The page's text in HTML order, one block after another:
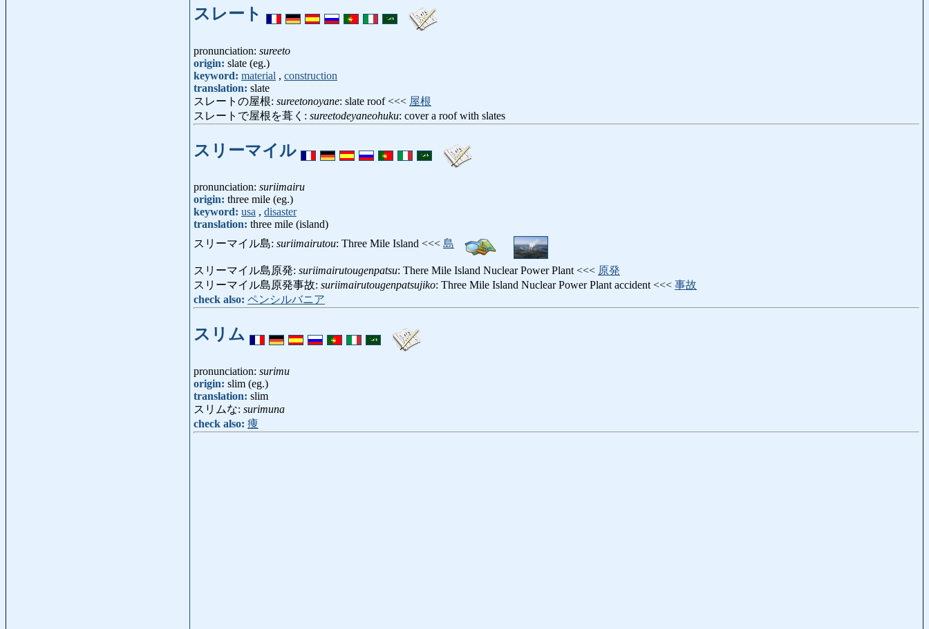
スレート
pronunciation: sureeto
origin: slate (eg.)
keyword: material , construction
translation: slate
スレートの屋根: sureetonoyane: slate roof <<< 屋根
スレートで屋根を葺く: sureetodeyaneohuku: cover a roof with slates
スリーマイル
pronunciation: suriimairu
origin: three mile (eg.)
keyword: usa , disaster
translation: three mile (island)
スリーマイル島: suriimairutou: Three Mile Island <<< 島
スリーマイル島原発: suriimairutougenpatsu: There Mile Island Nuclear Power Plant <<< 原発
スリーマイル島原発事故: suriimairutougenpatsujiko: Three Mile Island Nuclear Power Plant accident <<< 事故
check also: ペンシルバニア
スリム
pronunciation: surimu
origin: slim (eg.)
translation: slim
スリムな: surimuna
check also: 痩